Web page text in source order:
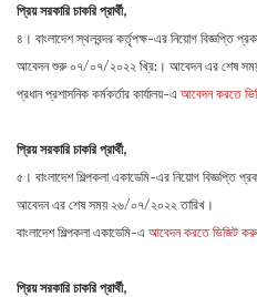
প্রিয় সরকারি চাকরি প্রার্থী,
৪। বাংলাদেশ স্থলবন্দর কর্তৃপক্ষ-এর নিয়োগ বিজ্ঞপ্তি
আবেদন শুরু ০৭/০৭/২০২২ খ্রি:। আবেদন এর শেষ
প্রধান প্রশাসনিক কর্মকর্তার কার্যালয়-এ আবেদন করতে
প্রিয় সরকারি চাকরি প্রার্থী,
৫। বাংলাদেশ শিল্পকলা একাডেমি-এর নিয়োগ
আবেদন এর শেষ সময় ২৬/০৭/২০২২ তারিখ।
বাংলাদেশ শিল্পকলা একাডেমি-এ আবেদন করতে ভিজিট
প্রিয় সরকারি চাকরি প্রার্থী,